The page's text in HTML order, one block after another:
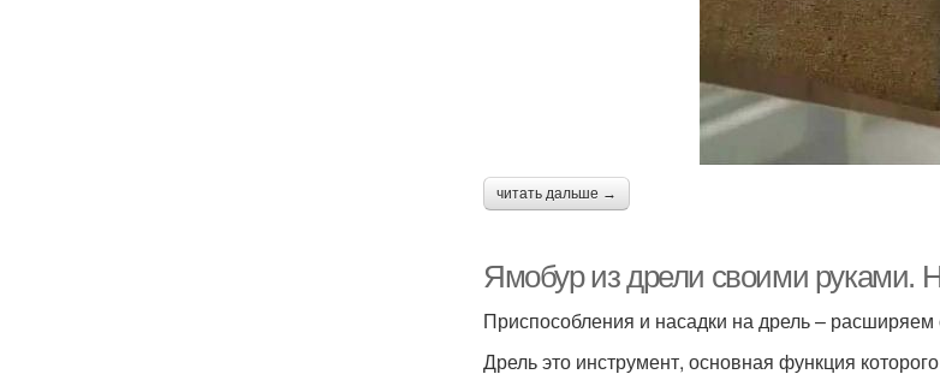
читать дальше →
Ямобур из дрели своими руками.
Приспособления и насадки на дрель – расширяем
Дрель это инструмент, основная функция